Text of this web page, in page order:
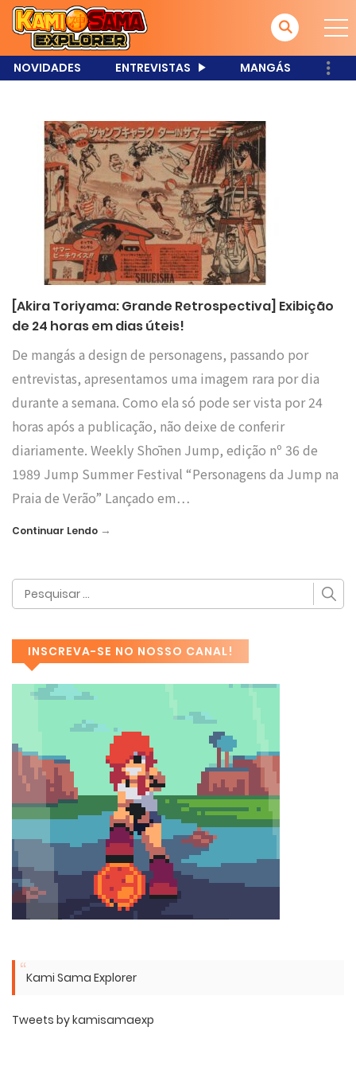
NOVIDADES ENTREVISTAS MANGÁS
[Akira Toriyama: Grande Retrospectiva] Exibição
de 24 horas em dias úteis!
De mangás a design de personagens, passando por
entrevistas, apresentamos uma imagem rara por dia
durante a semana. Como ela só pode ser vista por 24
horas após a publicação, não deixe de conferir
diariamente. Weekly Shōnen Jump, edição nº 36 de
1989 Jump Summer Festival “Personagens da Jump na
Praia de Verão” Lançado em…
Continuar Lendo →
INSCREVA-SE NO NOSSO CANAL!
Kami Sama Explorer
Tweets by kamisamaexp